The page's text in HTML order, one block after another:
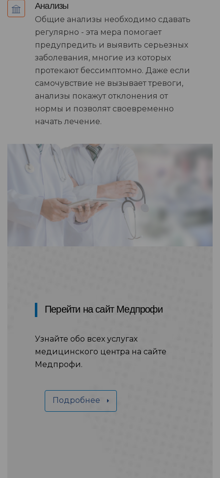
Анализы
Общие анализы необходимо сдавать
регулярно - эта мера помогает
предупредить и выявить серьезных
заболевания, многие из которых
протекают бессимптомно. Даже если
самочувствие не вызывает тревоги,
анализы покажут отклонения от
нормы и позволят своевременно
начать лечение.
Перейти на сайт Медпрофи
Узнайте обо всех услугах
медицинского центра на сайте
Медпрофи.
Подробнее